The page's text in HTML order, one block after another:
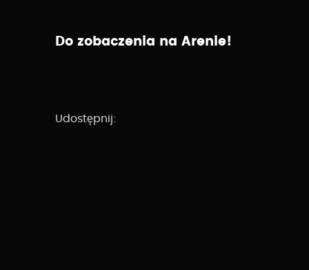
Do zobaczenia na Arenie!
Udostępnij: